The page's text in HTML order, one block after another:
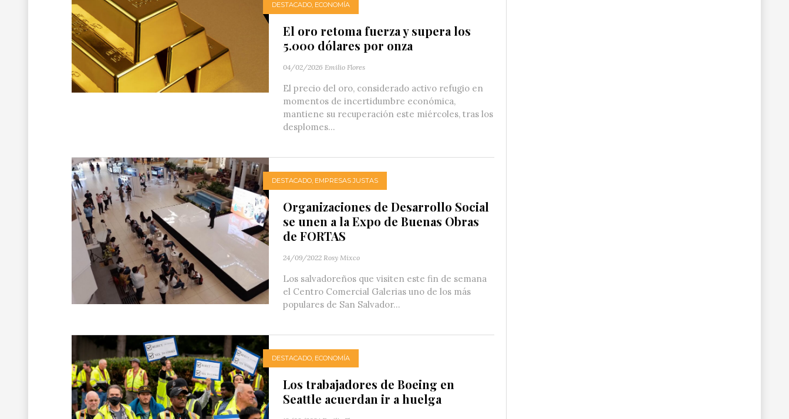
DESTACADO, ECONOMÍA
El oro retoma fuerza y supera los
5.000 dólares por onza
04/02/2026 Emilio Flores
El precio del oro, considerado activo refugio en
momentos de incertidumbre económica,
mantiene su recuperación este miércoles, tras los
desplomes...
DESTACADO, EMPRESAS JUSTAS
Organizaciones de Desarrollo Social
se unen a la Expo de Buenas Obras
de FORTAS
24/09/2022 Rosy Mixco
Los salvadoreños que visiten este fin de semana
el Centro Comercial Galerias uno de los más
populares de San Salvador...
DESTACADO, ECONOMÍA
Los trabajadores de Boeing en
Seattle acuerdan ir a huelga